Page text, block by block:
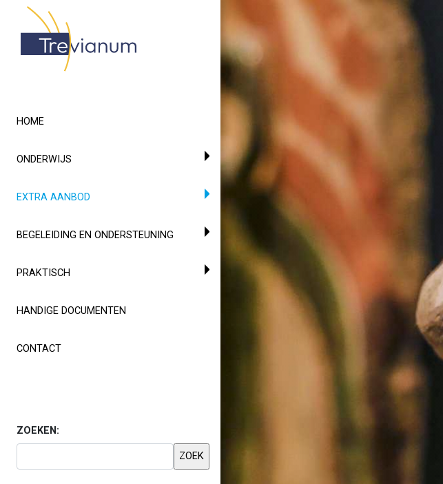
HOME
ONDERWIJS
EXTRA AANBOD
BEGELEIDING EN ONDERSTEUNING
PRAKTISCH
HANDIGE DOCUMENTEN
CONTACT
ZOEKEN: